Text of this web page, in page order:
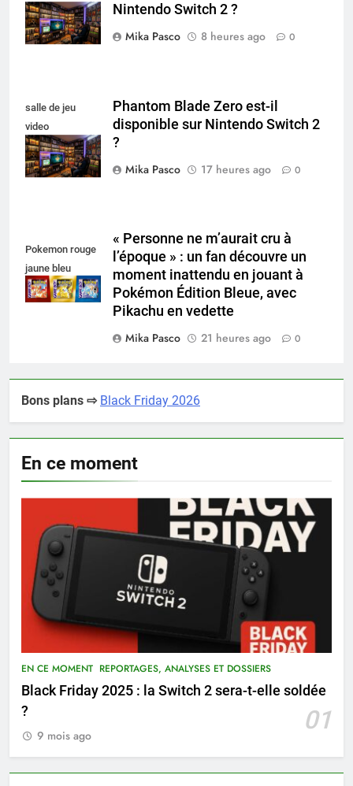
collectionneur
Nintendo Switch 2 ?
Mika Pasco
8 heures ago 0
salle de jeu
video
collectionneur
Phantom Blade Zero est-il
disponible sur Nintendo Switch 2
?
Mika Pasco
17 heures ago 0
Pokemon rouge
jaune bleu
« Personne ne m’aurait cru à
l’époque » : un fan découvre un
moment inattendu en jouant à
Pokémon Édition Bleue, avec
Pikachu en vedette
Mika Pasco
21 heures ago 0
Bons plans ⇨ Black Friday 2026
En ce moment
EN CE MOMENT REPORTAGES, ANALYSES ET DOSSIERS
Black Friday 2025 : la Switch 2 sera-t-elle soldée
?
01
9 mois ago